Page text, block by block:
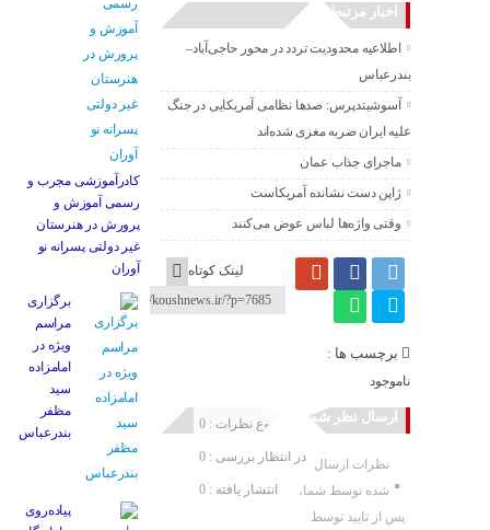
اخبار مرتبط
اطلاعیه محدودیت تردد در محور حاجی‌آباد–
بندرعباس
آسوشیتدپرس: صدها نظامی آمریکایی در جنگ
علیه ایران ضربه مغزی شده‌اند
ماجرای جذاب عمان
ژاپن دست نشانده آمریکاست
وقتی واژه‌ها لباس عوض می‌کنند
لینک کوتاه
برچسب ها :
ناموجود
ارسال نظر شما مجموع نظرات : 0
در انتظار بررسی : 0
انتشار یافته : 0
نظرات ارسال
شده توسط شما،
پس از تایید توسط
کادرآموزشی مجرب و
رسمی آموزش و
پرورش در هنرستان
غیر دولتی پسرانه نو
آوران
برگزاری
مراسم
ویژه در
امامزاده
سید
مظفر
بندرعباس
پیاده‌روی